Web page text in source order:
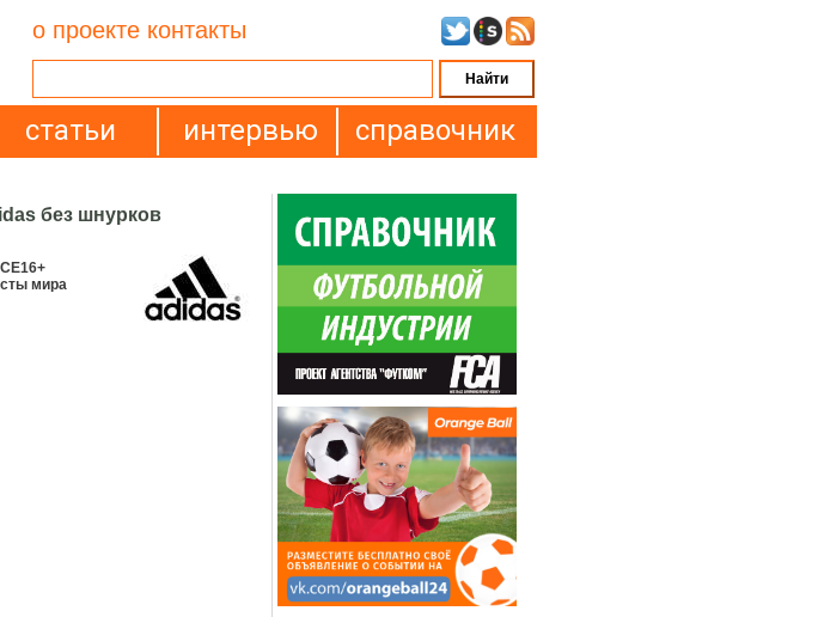
о проекте контакты
статьи интервью справочник
без шнурков
мира